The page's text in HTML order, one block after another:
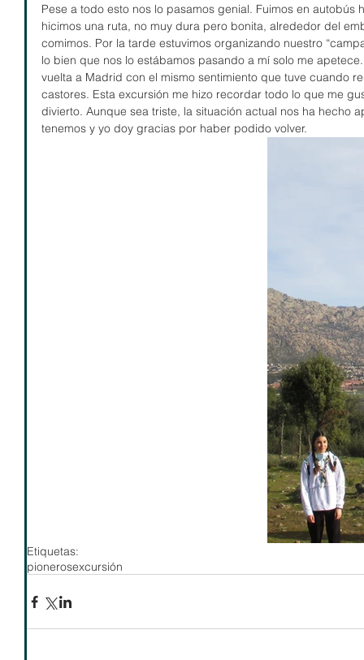
Pese a todo esto nos lo pasamos genial. Fuimos en autobús
hicimos una ruta, no muy dura pero bonita, alrededor del
comimos. Por la tarde estuvimos organizando nuestro
lo bien que nos lo estábamos pasando a mí solo me
vuelta a Madrid con el mismo sentimiento que tuve cuando
castores. Esta excursión me hizo recordar todo lo que me
divierto. Aunque sea triste, la situación actual nos ha hecho
tenemos y yo doy gracias por haber podido volver.
Etiquetas:
pionerosexcursión